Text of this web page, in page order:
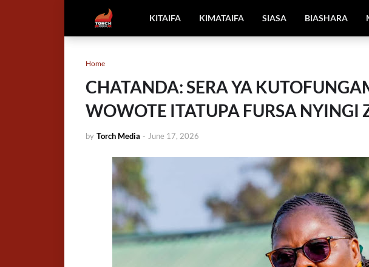
KITAIFA KIMATAIFA SIASA BIASHARA
Home
CHATANDA: SERA YA
WOWOTE ITATUPA FURSA NYINGI
by Torch Media - June 17, 2026